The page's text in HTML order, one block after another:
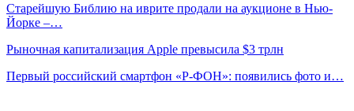
Старейшую Библию на иврите продали на аукционе в Нью-
Йорке –…
Рыночная капитализация Apple превысила $3 трлн
Первый российский смартфон «Р-ФОН»: появились фото и…